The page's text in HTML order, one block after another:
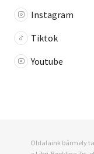
Instagram
Tiktok
Youtube
Oldalaink bármely